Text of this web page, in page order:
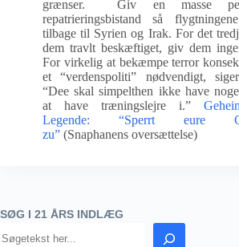
grænser. Giv en masse
repatrieringsbistand så
tilbage til Syrien og Irak. For det
dem travlt beskæftiget, giv dem
For virkelig at bekæmpe terror
et “verdenspoliti” nødvendigt,
“Dee skal simpelthen ikke have
at have træningslejre i.”
Legende: “Sperrt eure
zu” (Snaphanens oversættelse)
SØG I 21 ÅRS INDLÆG